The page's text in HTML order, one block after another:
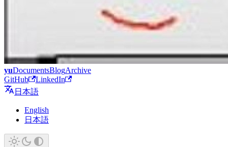
yuDocumentsBlogArchive
GitHub
LinkedIn
日本語
English
日本語